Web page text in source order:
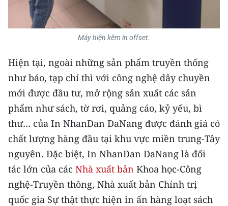
ENGLISH
FRANÇAIS
РУССКИЙ
ESPAÑOL
한국어
Máy hiện kẽm in offset.
Hiện tại, ngoài những sản phẩm truyền thống
như báo, tạp chí thì với công nghệ dây chuyền
mới được đầu tư, mở rộng sản xuất các sản
phẩm như sách, tờ rơi, quảng cáo, kỷ yếu, bì
thư… của In NhanDan DaNang được đánh giá có
chất lượng hàng đầu tại khu vực miền trung-Tây
nguyên. Đặc biệt, In NhanDan DaNang là đối
tác lớn của các Nhà xuất bản Khoa học-Công
nghệ-Truyền thông, Nhà xuất bản Chính trị
quốc gia Sự thật thực hiện in ấn hàng loạt sách